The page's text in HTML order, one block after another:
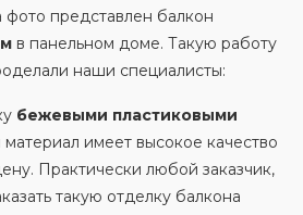
фото представлен балкон
в панельном доме. Такую работу
наши специалисты:
бежевыми пластиковыми
имеет высокое качество
Практически любой заказчик,
такую отделку балкона